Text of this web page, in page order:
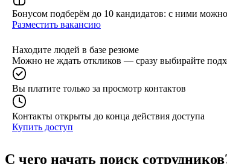
Бонусом подберём до 10 кандидатов: с ними можно
Разместить вакансию
Находите людей в базе резюме
Можно не ждать откликов — сразу выбирайте
Вы платите только за просмотр контактов
Контакты открыты до конца действия доступа
Купить доступ
С чего начать поиск